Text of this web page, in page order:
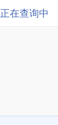
正在查询中